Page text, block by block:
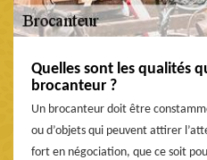
Quelles sont les qualités
brocanteur ?
Un brocanteur doit être
ou d’objets qui peuvent attirer
fort en négociation, que ce soit